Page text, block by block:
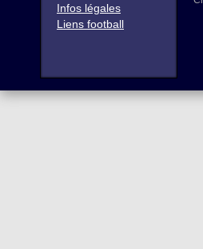
Infos légales
Liens football